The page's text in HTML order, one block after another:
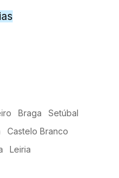
Braga
Setúbal
Castelo Branco
Leiria